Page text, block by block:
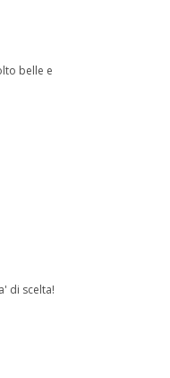
belle e
di scelta!